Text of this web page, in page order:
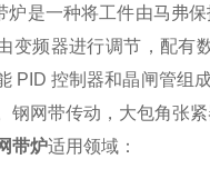
是一种将工件由马弗保
变频器进行调节，配有
PID 控制器和晶闸管组
钢网带传动，大包角张
带炉适用领域：